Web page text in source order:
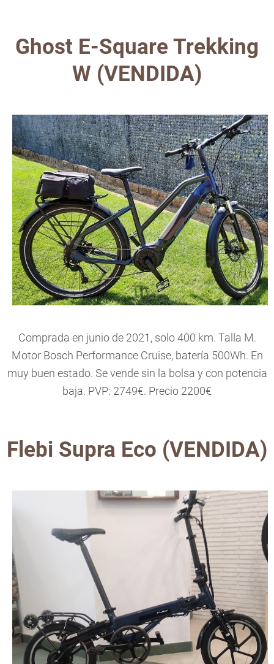
Ghost E-Square Trekking
W (VENDIDA)
Comprada en junio de 2021, solo 400 km. Talla M.
Motor Bosch Performance Cruise, batería 500Wh. En
muy buen estado. Se vende sin la bolsa y con potencia
baja. PVP: 2749€. Precio 2200€
Flebi Supra Eco (VENDIDA)